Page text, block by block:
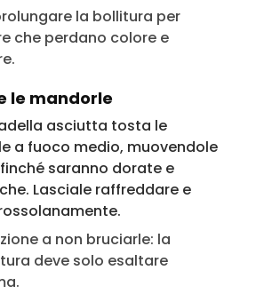
la bollitura per
che perdano colore e
le mandorle
asciutta tosta le
a fuoco medio, muovendole
saranno dorate e
Lasciale raffreddare e
a non bruciarle: la
deve solo esaltare